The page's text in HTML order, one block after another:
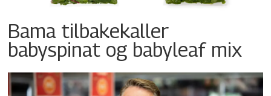
Bama tilbakekaller
babyspinat og babyleaf mix